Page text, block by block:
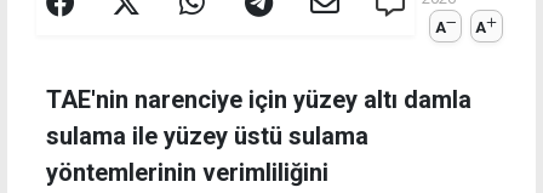
A
A
TAE'nin narenciye için yüzey altı damla
sulama ile yüzey üstü sulama
yöntemlerinin verimliliğini